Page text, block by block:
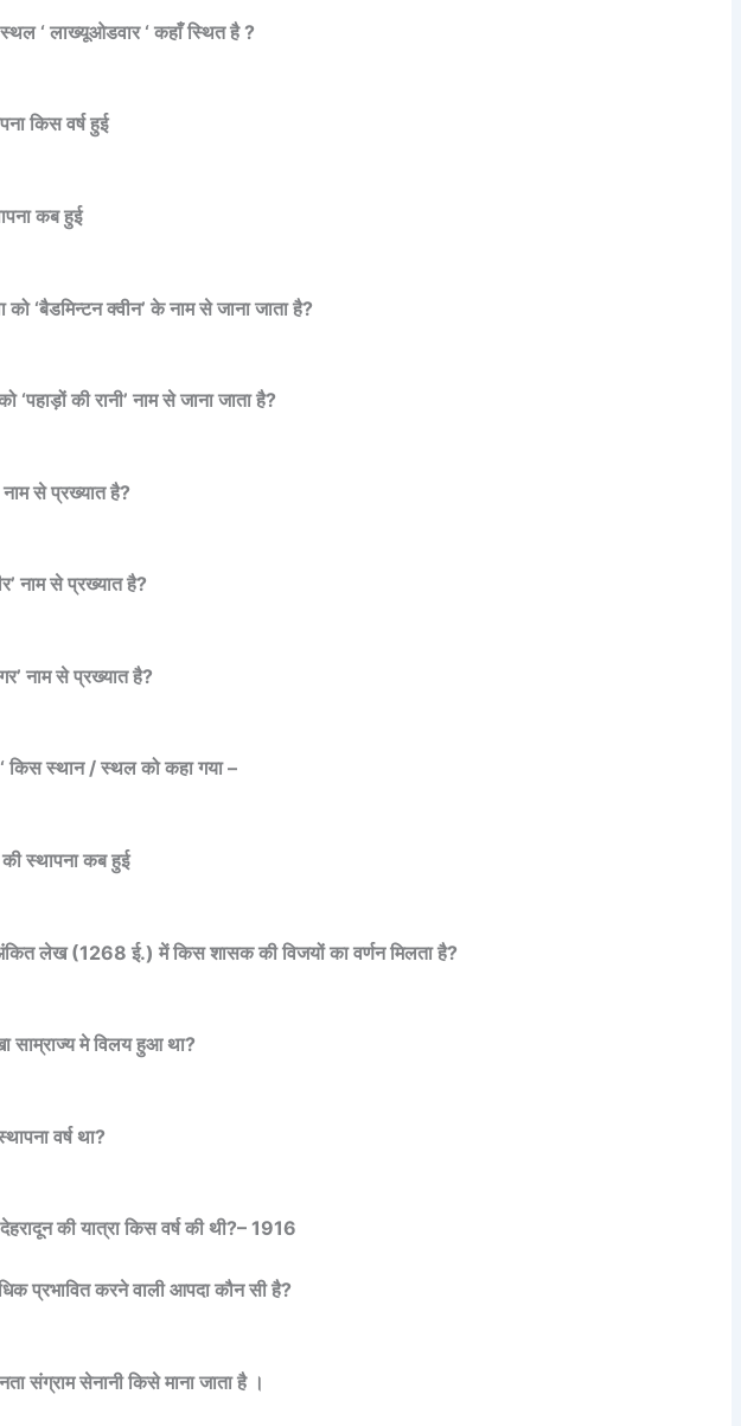
‘ लाख्यूओडवार ‘ कहाँ स्थित है ?
किस वर्ष हुई
कब हुई
‘बैडमिन्टन क्वीन’ के नाम से जाना जाता है?
की रानी’ नाम से जाना जाता है?
से प्रख्यात है?
नाम से प्रख्यात है?
नाम से प्रख्यात है?
किस स्थान / स्थल को कहा गया –
स्थापना कब हुई
लेख (1268 ई.) में किस शासक की विजयों का वर्णन मिलता है?
साम्राज्य मे विलय हुआ था?
वर्ष था?
की यात्रा किस वर्ष की थी?– 1916
प्रभावित करने वाली आपदा कौन सी है?
संग्राम सेनानी किसे माना जाता है ।